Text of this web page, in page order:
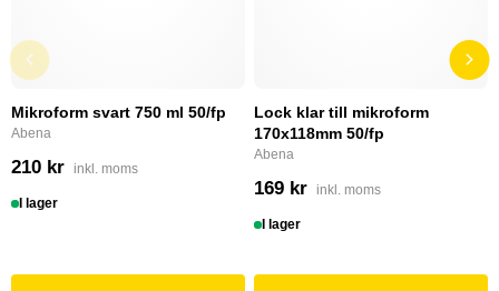
Mikroform svart 750 ml 50/fp
Abena
210 kr inkl. moms
I lager
Lock klar till mikroform
170x118mm 50/fp
Abena
169 kr inkl. moms
I lager